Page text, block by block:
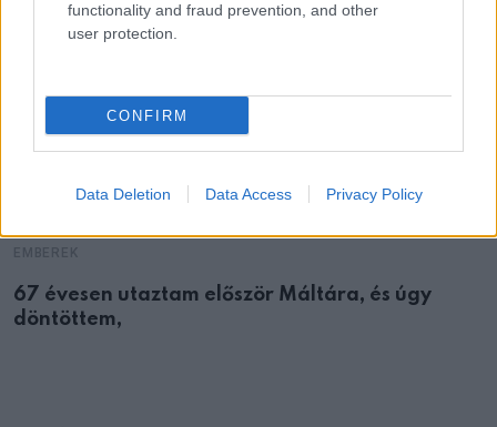
functionality and fraud prevention, and other
user protection.
CONFIRM
Data Deletion Data Access Privacy Policy
67 évesen utaztam először Máltára, és úgy
döntöttem,